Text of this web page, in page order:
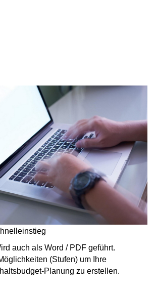
auch als Word / PDF geführt.
(Stufen) um Ihre
Planung zu erstellen.